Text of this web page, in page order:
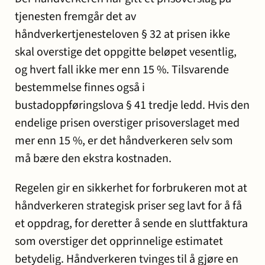
tjenesten fremgår det av
håndverkertjenesteloven § 32 at prisen ikke
skal overstige det oppgitte beløpet vesentlig,
og hvert fall ikke mer enn 15 %. Tilsvarende
bestemmelse finnes også i
bustadoppføringslova § 41 tredje ledd. Hvis den
endelige prisen overstiger prisoverslaget med
mer enn 15 %, er det håndverkeren selv som
må bære den ekstra kostnaden.
Regelen gir en sikkerhet for forbrukeren mot at
håndverkeren strategisk priser seg lavt for å få
et oppdrag, for deretter å sende en sluttfaktura
som overstiger det opprinnelige estimatet
betydelig. Håndverkeren tvinges til å gjøre en